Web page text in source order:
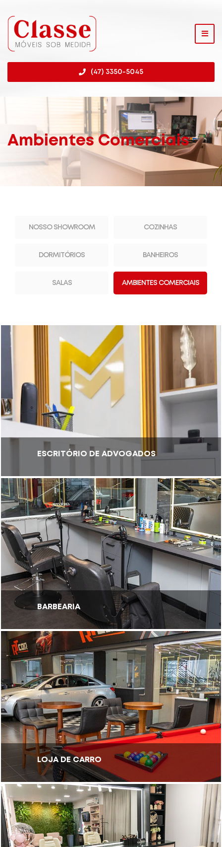
(47) 3350-5045
Ambientes Comerciais
NOSSO SHOWROOM COZINHAS
DORMITÓRIOS BANHEIROS
SALAS AMBIENTES COMERCIAIS
ESCRITÓRIO DE ADVOGADOS
BARBEARIA
LOJA DE CARRO